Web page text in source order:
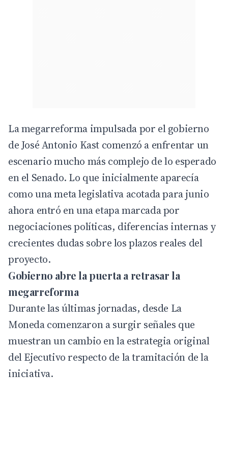
La megarreforma impulsada por el gobierno
de José Antonio Kast comenzó a enfrentar un
escenario mucho más complejo de lo esperado
en el Senado. Lo que inicialmente aparecía
como una meta legislativa acotada para junio
ahora entró en una etapa marcada por
negociaciones políticas, diferencias internas y
crecientes dudas sobre los plazos reales del
proyecto.
Gobierno abre la puerta a retrasar la
megarreforma
Durante las últimas jornadas, desde La
Moneda comenzaron a surgir señales que
muestran un cambio en la estrategia original
del Ejecutivo respecto de la tramitación de la
iniciativa.